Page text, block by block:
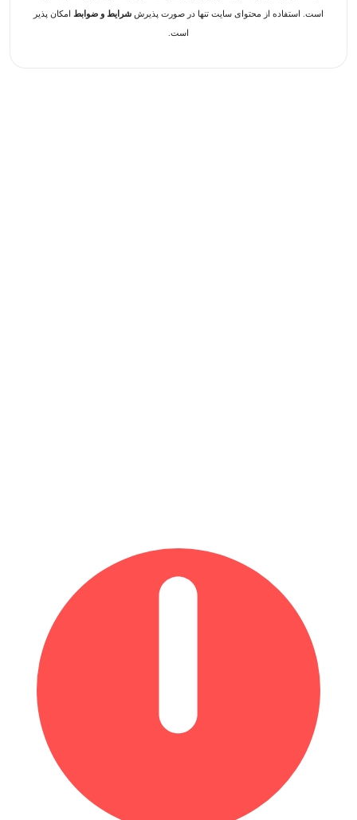
است. استفاده از محتوای سایت تنها در صورت پذیرش شرایط و ضوابط امکان پذیر
است.